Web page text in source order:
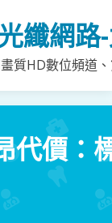
纖網路
質HD數位頻道
代價：